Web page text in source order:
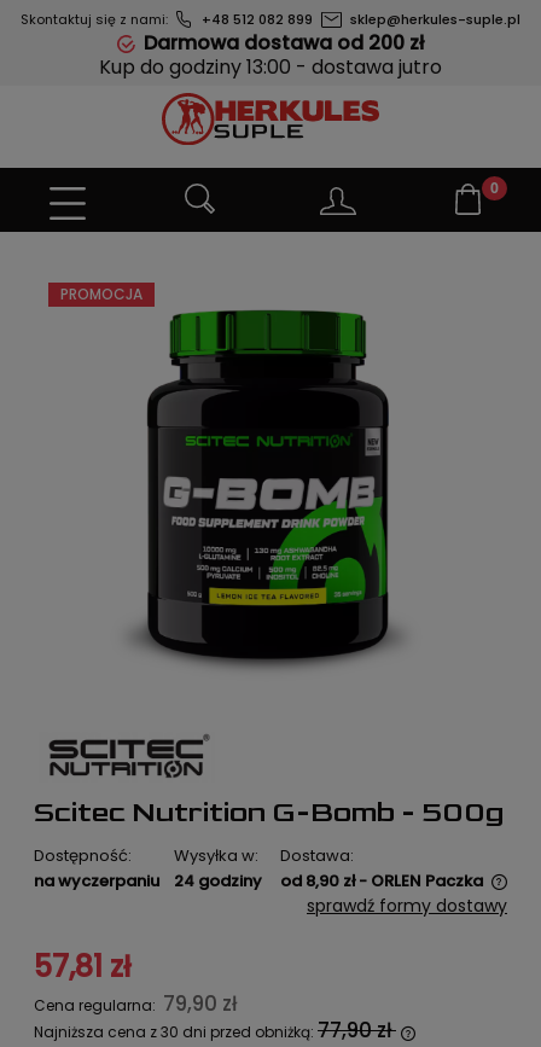
Skontaktuj się z nami: +48 512 082 899 sklep@herkules-suple.pl
Darmowa dostawa od 200 zł
Kup do godziny 13:00 - dostawa jutro
PROMOCJA
Scitec Nutrition G-Bomb - 500g
Dostępność:
na wyczerpaniu
Wysyłka w:
24 godziny
Dostawa:
od 8,90 zł - ORLEN Paczka
Cena nie zawiera ewentualnych kosztów płatności
sprawdź formy dostawy
57,81 zł
Cena regularna: 79,90 zł
Najniższa cena z 30 dni przed obniżką: 77,90 zł